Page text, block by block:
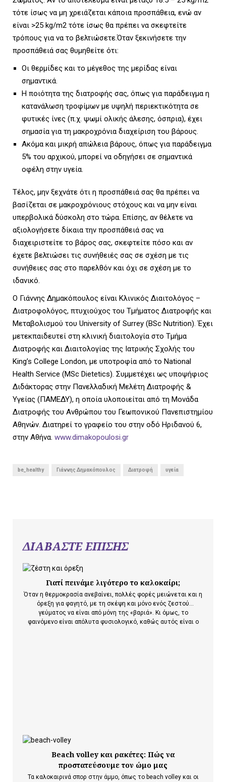
τότε ίσως να μη χρειάζεται κάποια προσπάθεια, ενώ αν
είναι >25 kg/m2 τότε ίσως θα πρέπει να σκεφτείτε
τρόπους για να το βελτιώσετε.Όταν ξεκινήσετε την
προσπάθειά σας θυμηθείτε ότι:
Οι θερμίδες και το μέγεθος της μερίδας είναι
σημαντικά.
Η ποιότητα της διατροφής σας, όπως για παράδειγμα η
κατανάλωση τροφίμων με υψηλή περιεκτικότητα σε
φυτικές ίνες (π.χ. ψωμί ολικής άλεσης, όσπρια), έχει
σημασία για τη μακροχρόνια διαχείριση του βάρους.
Ακόμα και μικρή απώλεια βάρους, όπως για παράδειγμα
5% του αρχικού, μπορεί να οδηγήσει σε σημαντικά
οφέλη στην υγεία.
Τέλος, μην ξεχνάτε ότι η προσπάθειά σας θα πρέπει να
βασίζεται σε μακροχρόνιους στόχους και να μην είναι
υπερβολικά δύσκολη στο τώρα. Επίσης, αν θέλετε να
αξιολογήσετε δίκαια την προσπάθειά σας να
διαχειριστείτε το βάρος σας, σκεφτείτε πόσο και αν
έχετε βελτιώσει τις συνήθειές σας σε σχέση με τις
συνήθειες σας στο παρελθόν και όχι σε σχέση με το
ιδανικό.
O Γιάννης Δημακόπουλος είναι Κλινικός Διαιτολόγος –
Διατροφολόγος, πτυχιούχος του Τμήματος Διατροφής και
Μεταβολισμού του University of Surrey (BSc Nutrition). Έχει
μετεκπαιδευτεί στη κλινική διαιτολογία στο Τμήμα
Διατροφής και Διαιτολογίας της Ιατρικής Σχολής του
King’s College London, με υποτροφία από το National
Health Service (MSc Dietetics). Συμμετέχει ως υποψήφιος
Διδάκτορας στην Πανελλαδική Μελέτη Διατροφής &
Υγείας (ΠΑΜΕΔΥ), η οποία υλοποιείται από τη Μονάδα
Διατροφής του Ανθρώπου του Γεωπονικού Πανεπιστημίου
Αθηνών. Διατηρεί το γραφείο του στην οδό Ηριδανού 6,
στην Αθήνα. www.dimakopoulosi.gr
be_healthy Γιάννης Δημακόπουλος Διατροφή υγεία
ΔΙΑΒΑΣΤΕ ΕΠΙΣΗΣ
Γιατί πεινάμε λιγότερο το καλοκαίρι;
Όταν η θερμοκρασία ανεβαίνει, πολλές φορές μειώνεται και η
όρεξη για φαγητό, με τη σκέψη και μόνο ενός ζεστού
γεύματος να είναι από μόνη της «βαριά». Κι όμως, το
φαινόμενο είναι απόλυτα φυσιολογικό, καθώς αυτός είναι ο
Beach volley και ρακέτες: Πώς να
προστατεύσουμε τον ώμο μας
Τα καλοκαιρινά σπορ στην άμμο, όπως το beach volley και οι